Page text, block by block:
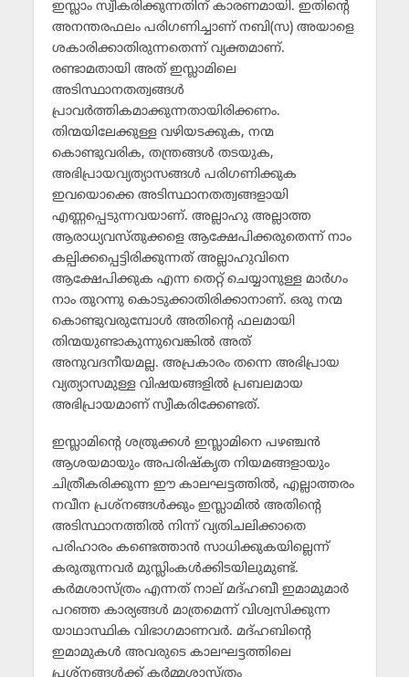
ഇസ്ലാം സ്വീകരിക്കുന്നതിന് കാരണമായി. ഇതിന്റെ
അനന്തരഫലം പരിഗണിച്ചാണ് നബി(സ) അയാളെ
ശകാരിക്കാതിരുന്നതെന്ന് വ്യക്തമാണ്.
രണ്ടാമതായി അത് ഇസ്ലാമിലെ
അടിസ്ഥാനതത്വങ്ങള്‍
പ്രാവര്‍ത്തികമാക്കുന്നതായിരിക്കണം.
തിന്മയിലേക്കുള്ള വഴിയടക്കുക, നന്മ
കൊണ്ടുവരിക, തന്ത്രങ്ങള്‍ തടയുക,
അഭിപ്രായവ്യത്യാസങ്ങള്‍ പരിഗണിക്കുക
ഇവയൊക്കെ അടിസ്ഥാനതത്വങ്ങളായി
എണ്ണപ്പെടുന്നവയാണ്. അല്ലാഹു അല്ലാത്ത
ആരാധ്യവസ്തുക്കളെ ആക്ഷേപിക്കരുതെന്ന് നാം
കല്പിക്കപ്പെട്ടിരിക്കുന്നത് അല്ലാഹുവിനെ
ആക്ഷേപിക്കുക എന്ന തെറ്റ് ചെയ്യാനുള്ള മാര്‍ഗം
നാം തുറന്നു കൊടുക്കാതിരിക്കാനാണ്. ഒരു നന്മ
കൊണ്ടുവരുമ്പോള്‍ അതിന്റെ ഫലമായി
തിന്മയുണ്ടാകുന്നുവെങ്കില്‍ അത്
അനുവദനീയമല്ല. അപ്രകാരം തന്നെ അഭിപ്രായ
വ്യത്യാസമുള്ള വിഷയങ്ങളില്‍ പ്രബലമായ
അഭിപ്രായമാണ് സ്വീകരിക്കേണ്ടത്.
ഇസ്ലാമിന്റെ ശത്രുക്കള്‍ ഇസ്ലാമിനെ പഴഞ്ചന്‍
ആശയമായും അപരിഷ്കൃത നിയമങ്ങളായും
ചിത്രീകരിക്കുന്ന ഈ കാലഘട്ടത്തില്‍, എല്ലാത്തരം
നവീന പ്രശ്നങ്ങള്‍ക്കും ഇസ്ലാമില്‍ അതിന്റെ
അടിസ്ഥാനത്തില്‍ നിന്ന് വ്യതിചലിക്കാതെ
പരിഹാരം കണ്ടെത്താന്‍ സാധിക്കുകയില്ലെന്ന്
കരുതുന്നവര്‍ മുസ്ലിംകള്‍ക്കിടയിലുമുണ്ട്.
കര്‍മശാസ്ത്രം എന്നത് നാല് മദ്ഹബീ ഇമാമുമാര്‍
പറഞ്ഞ കാര്യങ്ങള്‍ മാത്രമെന്ന് വിശ്വസിക്കുന്ന
യാഥാസ്ഥിക വിഭാഗമാണവര്‍. മദ്ഹബിന്റെ
ഇമാമുകള്‍ അവരുടെ കാലഘട്ടത്തിലെ